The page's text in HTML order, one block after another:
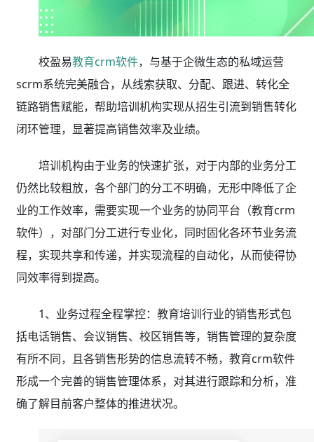
校盈易教育crm软件，与基于企微生态的私域运营
scrm系统完美融合，从线索获取、分配、跟进、转化全
链路销售赋能，帮助培训机构实现从招生引流到销售转化
闭环管理，显著提高销售效率及业绩。
培训机构由于业务的快速扩张，对于内部的业务分工
仍然比较粗放，各个部门的分工不明确，无形中降低了企
业的工作效率，需要实现一个业务的协同平台（教育crm
软件），对部门分工进行专业化，同时固化各环节业务流
程，实现共享和传递，并实现流程的自动化，从而使得协
同效率得到提高。
1、业务过程全程掌控：教育培训行业的销售形式包
括电话销售、会议销售、校区销售等，销售管理的复杂度
有所不同，且各销售形势的信息流转不畅，教育crm软件
形成一个完善的销售管理体系，对其进行跟踪和分析，准
确了解目前客户整体的推进状况。